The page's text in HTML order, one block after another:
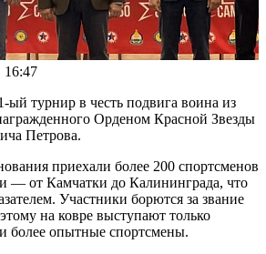
16:47
турнир в честь подвига воина из
Орденом Красной Звезды
Петрова.
приехали более 200 спортсменов
— от Камчатки до Калининграда, что
Участники борются за звание
на ковре выступают только
более опытные спортсмены.